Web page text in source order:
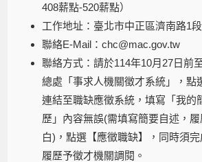
408薪點-520薪點）
工作地址：臺北市中正區濟南路1
聯絡E-Mail：chc@mac.gov.tw
聯絡方式：請於114年10月27日前
總處「事求人機關徵才系統」，點
連結至職缺應徵系統，填寫「我的
歷」內容無誤(需填寫簡要自述，
白)，點選【應徵職缺】，同時須
履歷予徵才機關調閱。